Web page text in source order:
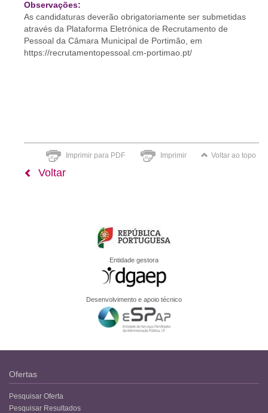
Observações:
As candidaturas deverão obrigatoriamente ser submetidas
através da Plataforma Eletrónica de Recrutamento de
Pessoal da Câmara Municipal de Portimão, em
https://recrutamentopessoal.cm-portimao.pt/
Imprimir para PDF Imprimir Voltar ao topo
Voltar
Entidade gestora
Desenvolvimento e apoio técnico
Ofertas
Pesquisar Oferta
Pesquisar Resultados